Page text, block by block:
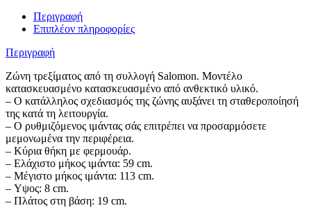
Περιγραφή
Επιπλέον πληροφορίες
Περιγραφή
Ζώνη τρεξίματος από τη συλλογή Salomon. Μοντέλο
κατασκευασμένο κατασκευασμένο από ανθεκτικό υλικό.
– Ο κατάλληλος σχεδιασμός της ζώνης αυξάνει τη σταθεροποίησή
της κατά τη λειτουργία.
– Ο ρυθμιζόμενος ιμάντας σάς επιτρέπει να προσαρμόσετε
μεμονωμένα την περιφέρεια.
– Κύρια θήκη με φερμουάρ.
– Ελάχιστο μήκος ιμάντα: 59 cm.
– Μέγιστο μήκος ιμάντα: 113 cm.
– Υψος: 8 cm.
– Πλάτος στη βάση: 19 cm.